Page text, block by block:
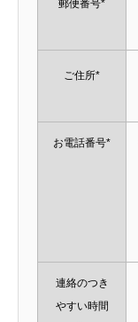
郵便番号*
ご住所*
お電話番号*
連絡のつき
やすい時間